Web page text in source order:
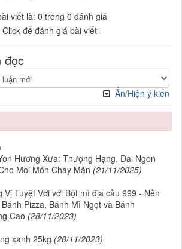
viết là: 0 trong 0 đánh giá
Click để đánh giá bài viết
đọc
Ẩn/Hiện ý kiến
Hương Xưa: Thượng Hạng, Dai Ngon
Mọi Món Chay Mặn (21/11/2025)
Vị Tuyệt Vời với Bột mì địa cầu 999 - Nền
Pizza, Bánh Mì Ngọt và Bánh
Cao (28/11/2023)
xanh 25kg (28/11/2023)